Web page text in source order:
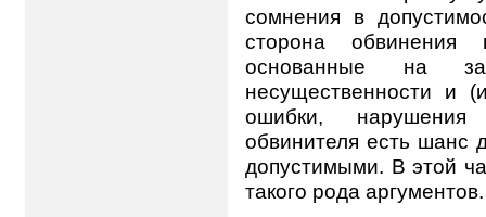
сомнения в
сторона обвинения
основанные на
несущественности и
ошибки, нарушения
обвинителя есть шанс
допустимыми. В этой
такого рода аргументов.